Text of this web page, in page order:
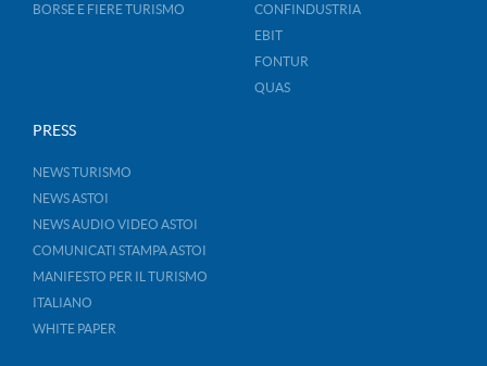
BORSE E FIERE TURISMO
CONFINDUSTRIA
EBIT
FONTUR
QUAS
PRESS
NEWS TURISMO
NEWS ASTOI
NEWS AUDIO VIDEO ASTOI
COMUNICATI STAMPA ASTOI
MANIFESTO PER IL TURISMO
ITALIANO
WHITE PAPER